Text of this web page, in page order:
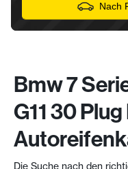
Nach
Bmw 7
G11 30
Die Suche nach den